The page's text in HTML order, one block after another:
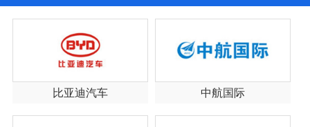
比亚迪汽车 中航国际